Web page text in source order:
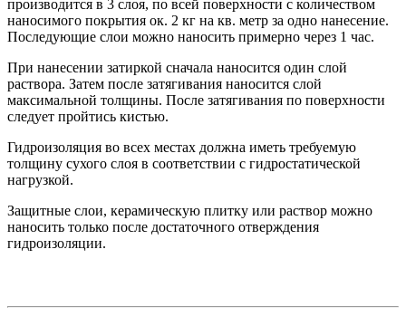
производится в 3 слоя, по всей поверхности с количеством
наносимого покрытия ок. 2 кг на кв. метр за одно нанесение.
Последующие слои можно наносить примерно через 1 час.
При нанесении затиркой сначала наносится один слой
раствора. Затем после затягивания наносится слой
максимальной толщины. После затягивания по поверхности
следует пройтись кистью.
Гидроизоляция во всех местах должна иметь требуемую
толщину сухого слоя в соответствии с гидростатической
нагрузкой.
Защитные слои, керамическую плитку или раствор можно
наносить только после достаточного отверждения
гидроизоляции.